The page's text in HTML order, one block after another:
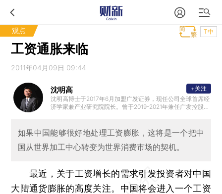
观点 T中
工资通胀来临
2011年04月09日 09:44
沈明高
沈明高博士于2017年6月加盟广发证券，现任公司全球首席经
济学家兼产业研究院院长。曾于2019-2021年兼任广发控股（
限公司董事总经理、中国研究主管和大中华区首席经济学家
；2008-2009年任《财经》杂志首席经济学家；2005-2008
年任花旗银行（中国）有限公司首席经济学家，经济与市场
务院农村发展研究中心和国务院发展研究中心从事政策研究
工作。沈博士于2001年毕业于美国斯坦福大学经济系，获博
士学位。
+关注
如果中国能够很好地处理工资膨胀，这将是一个把中
国从世界加工中心转变为世界消费市场的契机。
最近，关于工资增长的需求引发投资者对中国
大陆通货膨胀的高度关注。中国将会进入一个工资